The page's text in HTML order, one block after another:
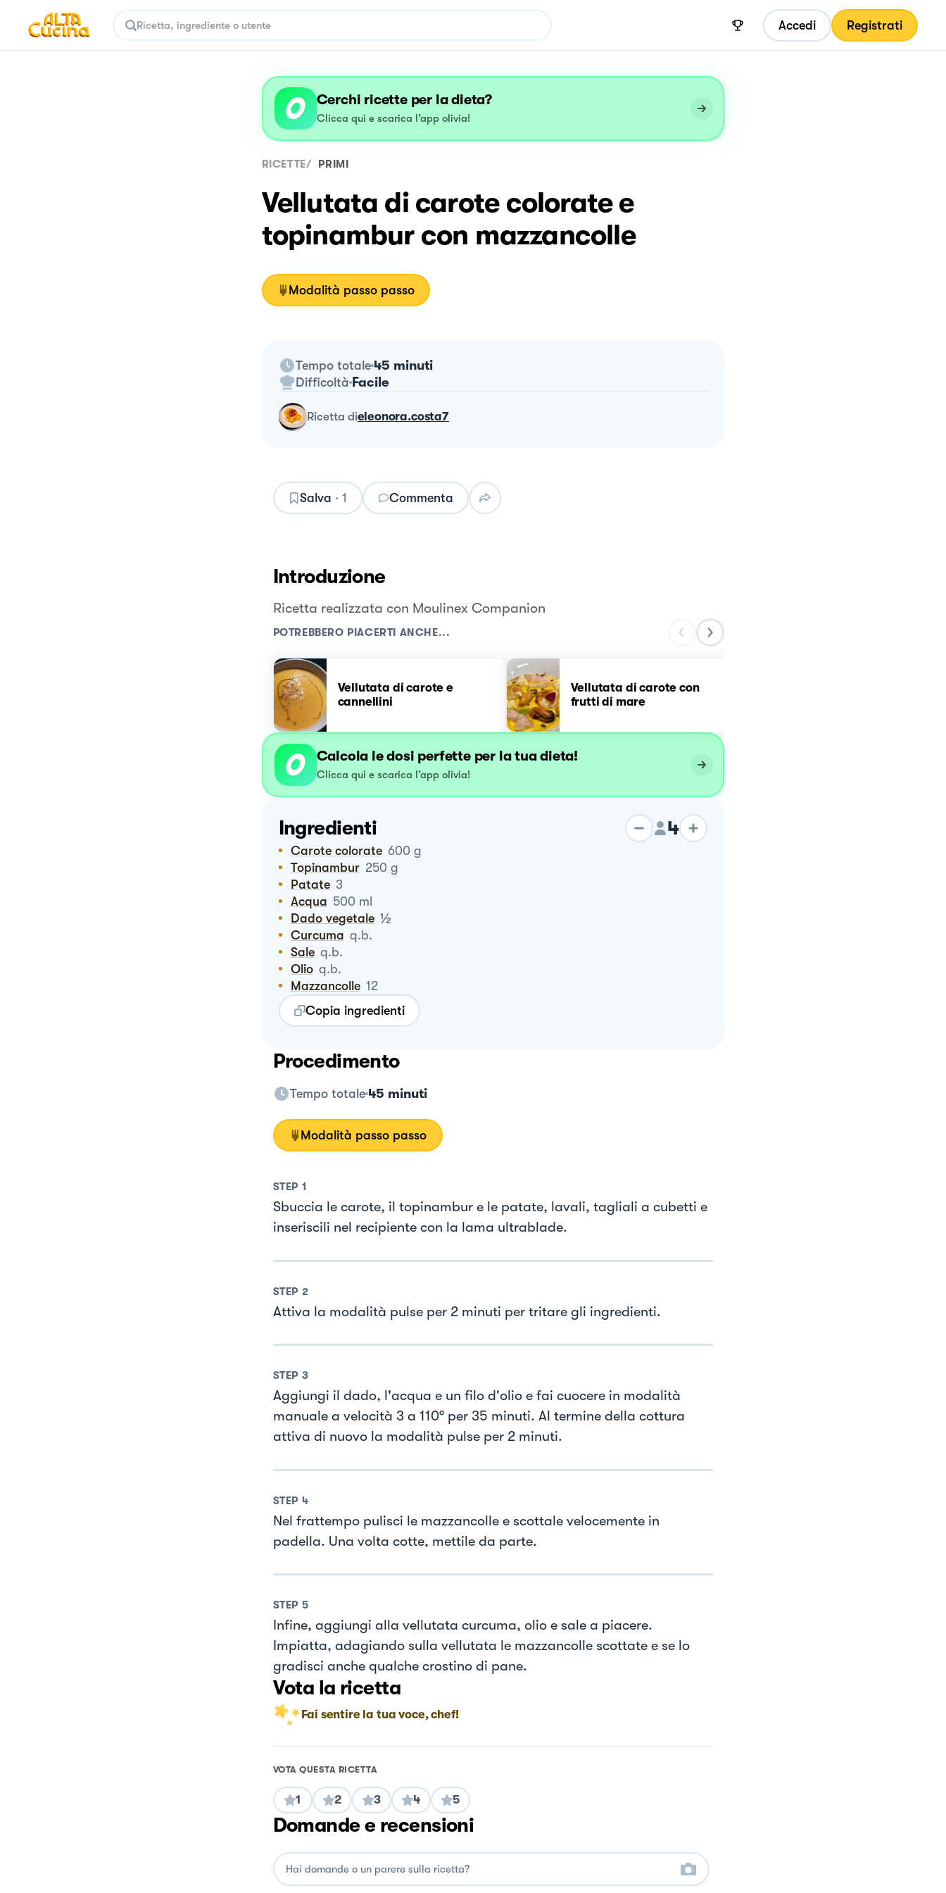
Accedi Registrati
Cerchi ricette per la dieta?
Clicca qui e scarica l’app olivia!
RICETTE/ PRIMI
Vellutata di carote colorate e
topinambur con mazzancolle
Modalità passo passo
Tempo totale 45 minuti
Difficoltà Facile
ricetta dieleonora.costa7
Salva · 1 Commenta
Introduzione
Ricetta realizzata con Moulinex Companion
POTREBBERO PIACERTI ANCHE...
Vellutata di carote e
cannellini
Vellutata di carote con
frutti di mare
Calcola le dosi perfette per la tua dieta!
Clicca qui e scarica l’app olivia!
Ingredienti 4
Carote colorate 600 g
Topinambur 250 g
Patate 3
Acqua 500 ml
Dado vegetale ½
Curcuma q.b.
Sale q.b.
Olio q.b.
Mazzancolle 12
Copia ingredienti
Procedimento
Tempo totale 45 minuti
Modalità passo passo
STEP 1
Sbuccia le carote, il topinambur e le patate, lavali, tagliali a cubetti e
inseriscili nel recipiente con la lama ultrablade.
STEP 2
Attiva la modalità pulse per 2 minuti per tritare gli ingredienti.
STEP 3
Aggiungi il dado, l'acqua e un filo d'olio e fai cuocere in modalità
manuale a velocità 3 a 110° per 35 minuti. Al termine della cottura
attiva di nuovo la modalità pulse per 2 minuti.
STEP 4
Nel frattempo pulisci le mazzancolle e scottale velocemente in
padella. Una volta cotte, mettile da parte.
STEP 5
Infine, aggiungi alla vellutata curcuma, olio e sale a piacere.
Impiatta, adagiando sulla vellutata le mazzancolle scottate e se lo
gradisci anche qualche crostino di pane.
Vota la ricetta
Fai sentire la tua voce, chef!
VOTA QUESTA RICETTA
1 2 3 4 5
Domande e recensioni